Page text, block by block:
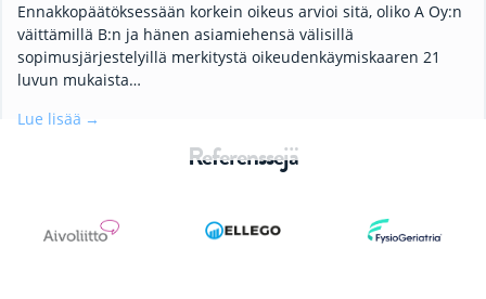
Ennakkopäätöksessään korkein oikeus arvioi sitä, oliko A Oy:n
väittämillä B:n ja hänen asiamiehensä välisillä
sopimusjärjestelyillä merkitystä oikeudenkäymiskaaren 21
luvun mukaista…
Lue lisää
Referenssejä